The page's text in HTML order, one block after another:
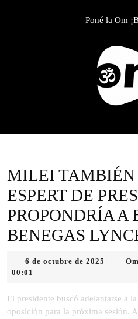
Poné la Om
MILEI TAMBIÉN
ESPERT DE
PROPONDRÍA A
BENEGAS
6 de octubre de 2025
00:01
El presidente buscó adelantarse a
oposición para la próxima sesión.